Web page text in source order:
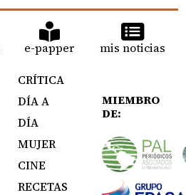
e-papper mis noticias
CRÍTICA
DÍA A
DÍA
MUJER
CINE
RECETAS
MIEMBRO
DE: